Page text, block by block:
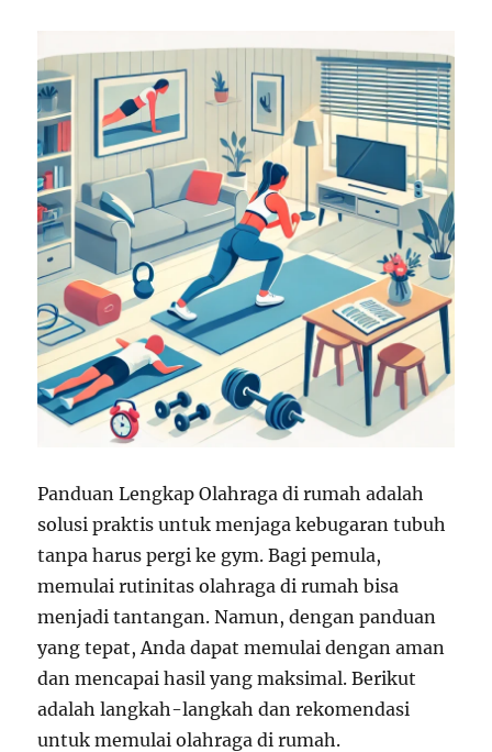
Panduan Lengkap Olahraga di rumah adalah
solusi praktis untuk menjaga kebugaran tubuh
tanpa harus pergi ke gym. Bagi pemula,
memulai rutinitas olahraga di rumah bisa
menjadi tantangan. Namun, dengan panduan
yang tepat, Anda dapat memulai dengan aman
dan mencapai hasil yang maksimal. Berikut
adalah langkah-langkah dan rekomendasi
untuk memulai olahraga di rumah.